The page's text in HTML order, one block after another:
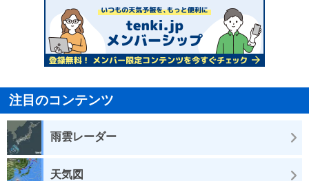
注目のコンテンツ
雨雲レーダー
天気図